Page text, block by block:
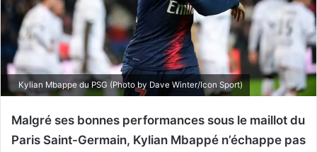
Kylian Mbappe du PSG (Photo by Dave Winter/Icon Sport)
Malgré ses bonnes performances sous le maillot du
Paris Saint-Germain, Kylian Mbappé n’échappe pas